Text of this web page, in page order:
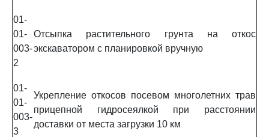
01-
01-
003-
2
Отсыпка растительного грунта на откос
экскаватором с планировкой вручную
01-
01-
003-
3
Укрепление откосов посевом многолетних трав
прицепной гидросеялкой при расстоянии
доставки от места загрузки 10 км